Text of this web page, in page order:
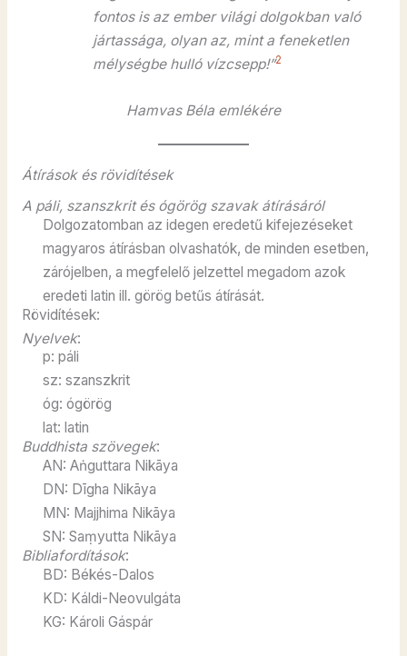
fontos is az ember világi dolgokban való
jártassága, olyan az, mint a feneketlen
mélységbe hulló vízcsepp!”2
Hamvas Béla emlékére
Átírások és rövidítések
A páli, szanszkrit és ógörög szavak átírásáról
Dolgozatomban az idegen eredetű kifejezéseket
magyaros átírásban olvashatók, de minden esetben,
zárójelben, a megfelelő jelzettel megadom azok
eredeti latin ill. görög betűs átírását.
Rövidítések:
Nyelvek:
p: páli
sz: szanszkrit
óg: ógörög
lat: latin
Buddhista szövegek:
AN: Aṅguttara Nikāya
DN: Dīgha Nikāya
MN: Majjhima Nikāya
SN: Saṃyutta Nikāya
Bibliafordítások:
BD: Békés-Dalos
KD: Káldi-Neovulgáta
KG: Károli Gáspár